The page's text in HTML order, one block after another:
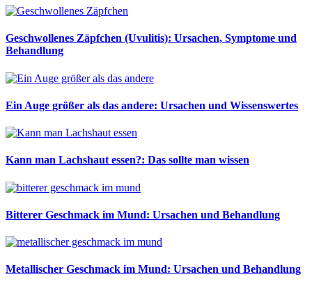
Geschwollenes Zäpfchen (Uvulitis): Ursachen, Symptome und
Behandlung
Ein Auge größer als das andere: Ursachen und Wissenswertes
Kann man Lachshaut essen?: Das sollte man wissen
Bitterer Geschmack im Mund: Ursachen und Behandlung
Metallischer Geschmack im Mund: Ursachen und Behandlung